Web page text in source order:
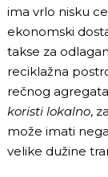
ima vrlo nisku
ekonomski
takse za
reciklažna
rečnog
koristi lokalno,
može imati
velike dužine